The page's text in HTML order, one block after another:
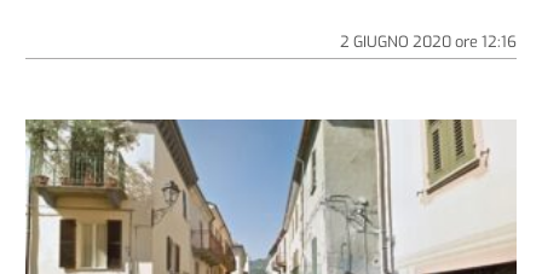
2 GIUGNO 2020ore 12:16